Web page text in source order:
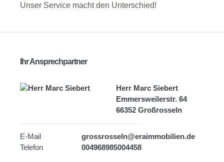
Unser Service macht den Unterschied!
Ihr Ansprechpartner
Herr Marc Siebert
Emmersweilerstr. 64
66352 Großrosseln
E-Mail
grossrosseln@eraimmobilien.de
Telefon
004968985004458